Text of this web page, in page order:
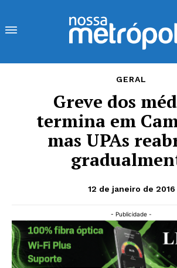
GERAL
Greve dos
termina em
mas UPAs
12 de janeiro de 2016
- Publicidade -